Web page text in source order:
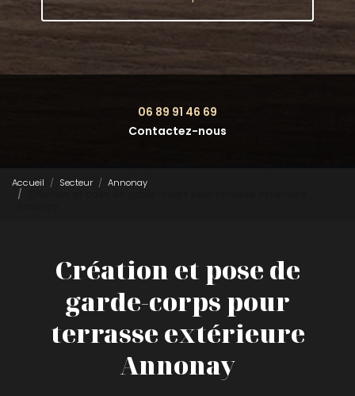
06 89 91 46 69
Contactez-nous
Accueil Secteur
Annonay
Création et pose de
garde-corps pour
terrasse extérieure
Annonay